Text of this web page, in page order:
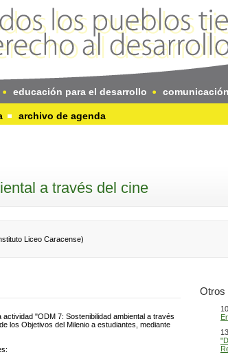
educación para el desarrollo comunicación
archivo de agenda
a través del cine
Liceo Caracense)
"ODM 7: Sostenibilidad ambiental a través
los Objetivos del Milenio a estudiantes, mediante
Otros